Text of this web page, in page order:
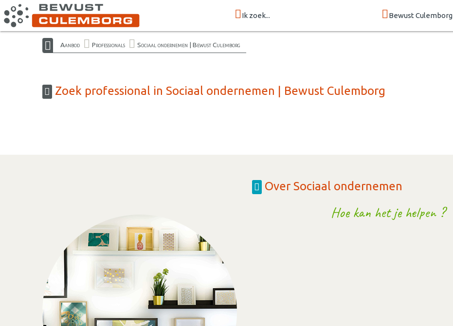
Ik zoek... Bewust Culemborg
Aanbod Professionals Sociaal ondernemen | Bewust Culemborg
Zoek professional in Sociaal ondernemen | Bewust Culemborg
Over Sociaal ondernemen
Hoe kan het je helpen ?